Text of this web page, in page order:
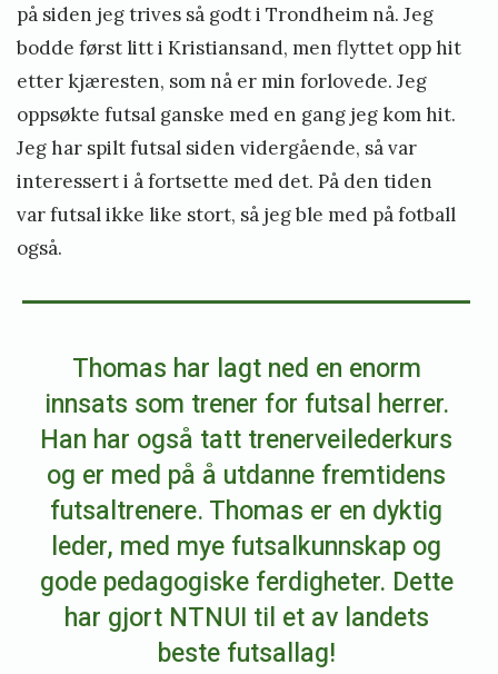
på siden jeg trives så godt i Trondheim nå. Jeg
bodde først litt i Kristiansand, men flyttet opp hit
etter kjæresten, som nå er min forlovede. Jeg
oppsøkte futsal ganske med en gang jeg kom hit.
Jeg har spilt futsal siden vidergående, så var
interessert i å fortsette med det. På den tiden
var futsal ikke like stort, så jeg ble med på fotball
også.
Thomas har lagt ned en enorm
innsats som trener for futsal herrer.
Han har også tatt trenerveilederkurs
og er med på å utdanne fremtidens
futsaltrenere. Thomas er en dyktig
leder, med mye futsalkunnskap og
gode pedagogiske ferdigheter. Dette
har gjort NTNUI til et av landets
beste futsallag!